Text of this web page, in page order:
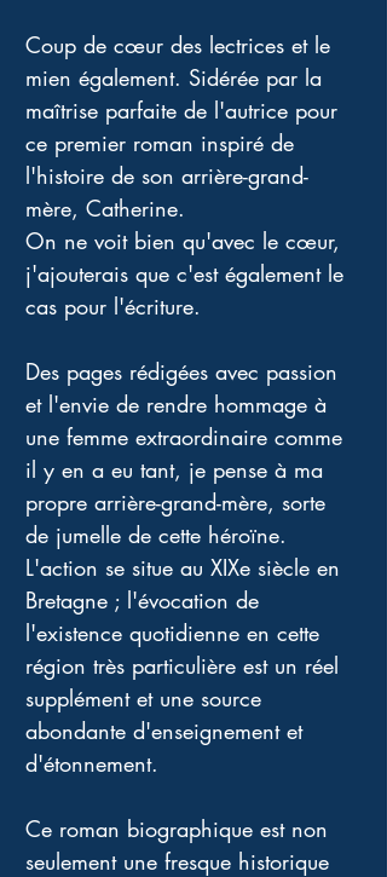
Coup de cœur des lectrices et le
mien également. Sidérée par la
maîtrise parfaite de l'autrice pour
ce premier roman inspiré de
l'histoire de son arrière-grand-
mère, Catherine.
On ne voit bien qu'avec le cœur,
j'ajouterais que c'est également le
cas pour l'écriture.
Des pages rédigées avec passion
et l'envie de rendre hommage à
une femme extraordinaire comme
il y en a eu tant, je pense à ma
propre arrière-grand-mère, sorte
de jumelle de cette héroïne.
L'action se situe au XIXe siècle en
Bretagne ; l'évocation de
l'existence quotidienne en cette
région très particulière est un réel
supplément et une source
abondante d'enseignement et
d'étonnement.
Ce roman biographique est non
seulement une fresque historique